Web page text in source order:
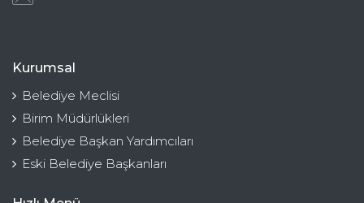
Kurumsal
Belediye Meclisi
Birim Müdürlükleri
Belediye Başkan Yardımcıları
Eski Belediye Başkanları